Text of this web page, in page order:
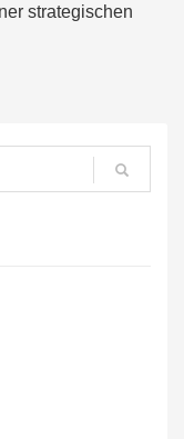
strategischen